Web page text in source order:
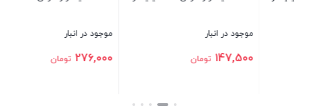
موجود در انبار
276,000 تومان
موجود در انبار
648,000 تومان